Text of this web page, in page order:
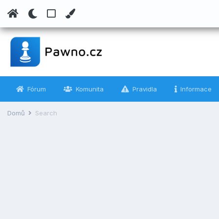
Fórum Komunita Pravidla Informace
Domů Search